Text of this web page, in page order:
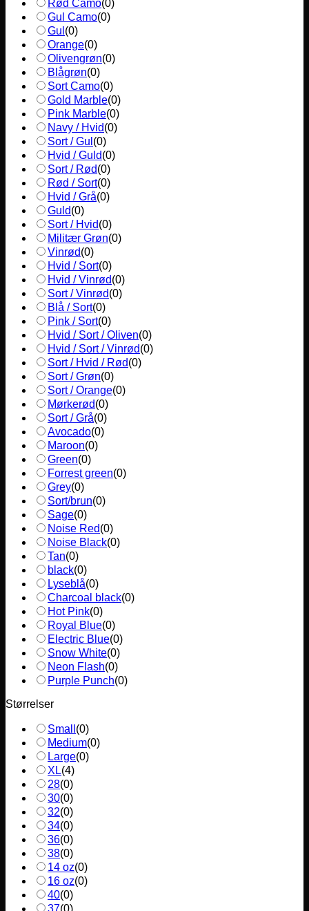
Rød Camo(0)
Gul Camo(0)
Gul (0)
Orange(0)
Olivengrøn(0)
Blågrøn(0)
Sort Camo(0)
Gold Marble(0)
Pink Marble(0)
Navy / Hvid(0)
Sort / Gul (0)
Hvid / Guld(0)
Sort / Rød(0)
Rød / Sort(0)
Hvid / Grå(0)
Guld(0)
Sort / Hvid(0)
Militær Grøn(0)
Vinrød(0)
Hvid / Sort(0)
Hvid / Vinrød(0)
Sort / Vinrød(0)
Blå / Sort(0)
Pink / Sort(0)
Hvid / Sort / Oliven(0)
Hvid / Sort / Vinrød(0)
Sort / Hvid / Rød(0)
Sort / Grøn(0)
Sort / Orange(0)
Mørkerød(0)
Sort / Grå(0)
Avocado(0)
Maroon(0)
Green(0)
Forrest green(0)
Grey(0)
Sort/brun(0)
Sage(0)
Noise Red(0)
Noise Black(0)
Tan(0)
black(0)
Lyseblå(0)
Charcoal black(0)
Hot Pink(0)
Royal Blue(0)
Electric Blue(0)
Snow White(0)
Neon Flash(0)
Purple Punch(0)
Størrelser
Small (0)
Medium(0)
Large(0)
XL(4)
28(0)
30(0)
32(0)
34(0)
36(0)
38(0)
14 oz(0)
16 oz(0)
40(0)
37(0)